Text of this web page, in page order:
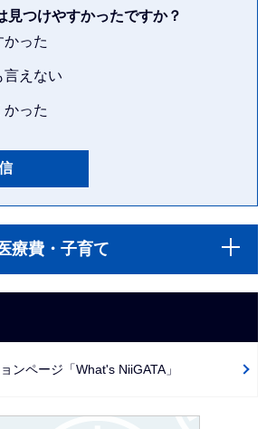
見つけやすかったですか？
かった
言えない
かった
療費・子育て
ンページ「What's NiiGATA」